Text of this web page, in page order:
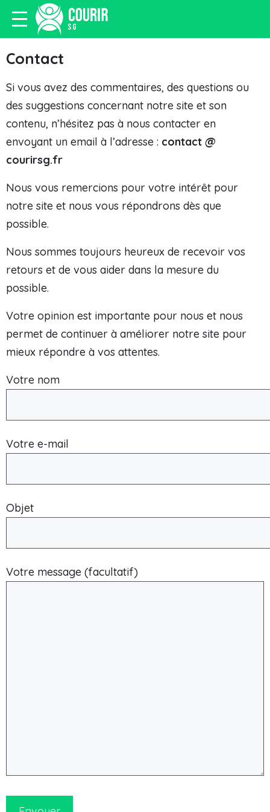
Contact
Si vous avez des commentaires, des questions ou
des suggestions concernant notre site et son
contenu, n’hésitez pas à nous contacter en
envoyant un email à l’adresse : contact @
courirsg.fr
Nous vous remercions pour votre intérêt pour
notre site et nous vous répondrons dès que
possible.
Nous sommes toujours heureux de recevoir vos
retours et de vous aider dans la mesure du
possible.
Votre opinion est importante pour nous et nous
permet de continuer à améliorer notre site pour
mieux répondre à vos attentes.
Votre nom
Votre e-mail
Objet
Votre message (facultatif)